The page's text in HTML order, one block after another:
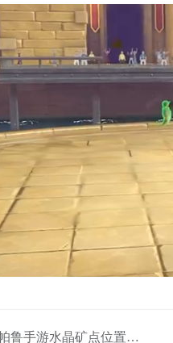
幻兽帕鲁手游水晶矿点位置大全 幻兽帕鲁手游水晶矿采集方法与高效刷取技巧